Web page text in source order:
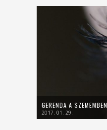
GERENDA A SZEMEMBEN
2017. 01. 29.